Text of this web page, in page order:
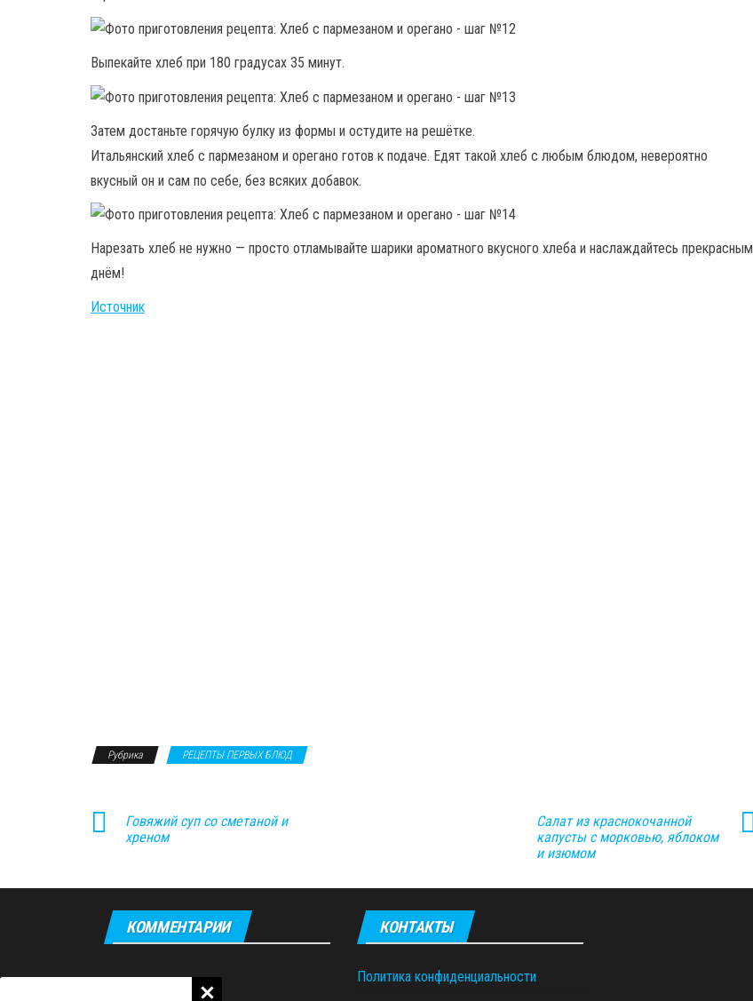
Выпекайте хлеб при 180 градусах 35 минут.
Затем достаньте горячую булку из формы и остудите на решётке.
Итальянский хлеб с пармезаном и орегано готов к подаче. Едят такой хлеб с любым блюдом, невероятно
вкусный он и сам по себе, без всяких добавок.
Нарезать хлеб не нужно — просто отламывайте шарики ароматного вкусного хлеба и наслаждайтесь прекрасным
днём!
Источник
Рубрика РЕЦЕПТЫ ПЕРВЫХ БЛЮД
Говяжий суп со сметаной и
хреном
Салат из краснокочанной
капусты с морковью, яблоком
и изюмом
КОММЕНТАРИИ КОНТАКТЫ
Политика конфиденциальности